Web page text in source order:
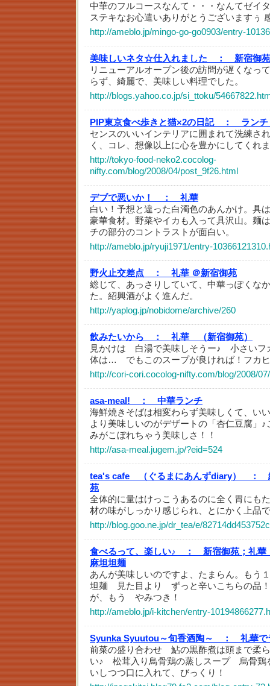
中華のフルコースなんて・・・なんてゼイ
ステキなお心遣いありがとうございますぅ
http://ameblo.jp/mingo-go-go0903/entry-
美味しいネタ☆仕入れました ：
新宿御
リニューアルオープン後の訪問が遅くなっ
らず、綺麗で、美味しい料理でした。
http://blogs.yahoo.co.jp/si_ttoku/
PIP東京食べ歩きと猫×2の日記 ：
ラン
センスのいいインテリアに囲まれて洗練さ
く、コレ、想像以上に心を豊かにしてくれ
http://tokyo-food-neko2.cocolog-
nifty.com/blog/2008/04/post_9f26.html
デブで悪いか！ ：
礼華
白い！予想と違った白濁色のあんかけ。具
豪華食材。野菜やイカも入って具沢山。麺
チの部分のコントラストが面白い。
http://ameblo.jp/ryuji1971/entry-
野火止交差点 ：
礼華 ＠新宿御苑
総じて、あっさりしていて、中華っぽくな
た。紹興酒がよく進んだ。
http://yaplog.jp/nobidome/archive/260
飲みたいから ：
礼華 （新宿御苑）
見かけは 白湯で美味しそうー♪ 小さいフ
体は… でもこのスープが良ければ！フカ
http://cori-cori.cocolog-nifty.com/blog/2008/
asa-meal! ：
中華ランチ
海鮮焼きそばは相変わらず美味しくて、い
より美味しいのがデザートの「杏仁豆腐」
みがこぼれちゃう美味しさ！！
http://asa-meal.jugem.jp/?eid=524
tea's cafe （ぐるまにあんずdiary） ：
苑
全体的に量はけっこうあるのに全く胃にも
材の味がしっかり感じられ、とにかく上品
http://blog.goo.ne.jp/dr_tea/e/
食べるって、楽しい♪ ：
新宿御苑；礼
麻坦坦麺
あんが美味しいのですよ、たまらん。も
坦麺 見た目より ずっと辛いこちらの品！
が、もう やみつき！
http://ameblo.jp/i-kitchen/entry-
Syunka Syuutou～旬香酒陶～ ：
礼華で
前菜の盛り合わせ 鮎の黒酢煮は頭まで柔
い♪ 松茸入り鳥骨鶏の蒸しスープ 烏骨鶏
いしつつ口に入れて、びっくり！